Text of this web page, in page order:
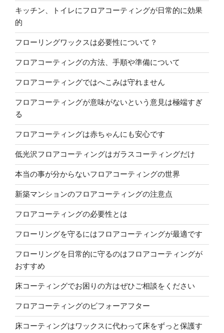
キッチン、トイレにフロアコーティングが日常的に効果
的
フローリングワックスは必要性について？
フロアコーティングの方法、手順や準備について
フロアコーティングではへこみは守れません
フロアコーティングが意味がないという意見は極端すぎ
る
フロアコーティングは赤ちゃんにも安心です
低光沢フロアコーティングはガラスコーティングだけ
本当の事が分からないフロアコーティングの世界
新築マンションのフロアコーティングの注意点
フロアコーティングの必要性とは
フローリングを守るにはフロアコーティングが最適です
フローリングを日常的に守るのはフロアコーティングが
おすすめ
床コーティングでお困りの方はぜひご相談をください
フロアコーティングのビフォーアフター
床コーティングはワックスに代わって床をずっと保護す